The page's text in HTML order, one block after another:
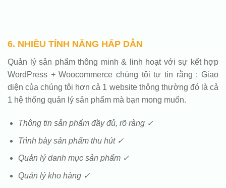
6. NHIỀU TÍNH NĂNG HẤP DẪN
Quản lý sản phẩm thông minh & linh hoạt với sự kết hợp
WordPress + Woocommerce chúng tôi tự tin rằng : Giao
diện của chúng tôi hơn cả 1 website thông thường đó là cả
1 hệ thống quản lý sản phẩm mà bạn mong muốn.
Thông tin sản phẩm đầy đủ, rõ ràng ✓
Trình bày sản phẩm thu hút ✓
Quản lý danh mục sản phẩm ✓
Quản lý kho hàng ✓